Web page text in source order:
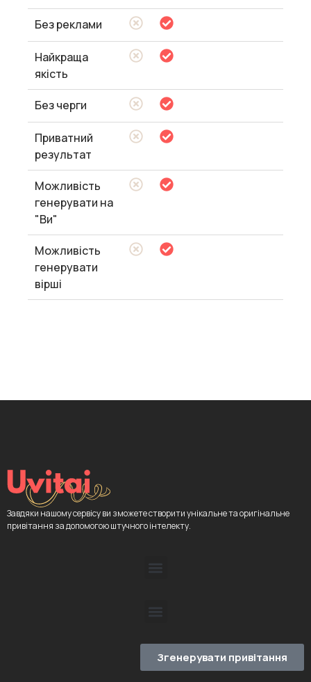
Без реклами
Найкраща
якість
Без черги
Приватний
результат
Можливість
генерувати на
"Ви"
Можливість
генерувати
вірші
Завдяки нашому сервісу ви зможете створити унікальне та оригінальне
привітання за допомогою штучного інтелекту.
Згенерувати привітання